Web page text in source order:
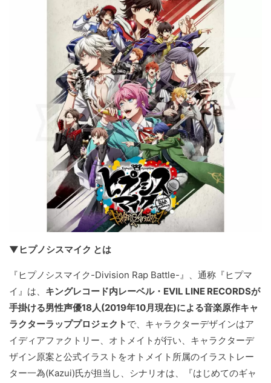
▼ヒプノシスマイク とは
『ヒプノシスマイク-Division Rap Battle-』、通称『ヒプマ
イ』は、 キングレコード内レーベル・EVIL LINE RECORDSが
手掛ける男性声優18人(2019年10月現在)による音楽原作キャ
ラクターラッププロジェクト で、キャラクターデザインはア
イディアファクトリー、オトメイトが行い、キャラクターデ
ザイン原案と公式イラストをオトメイト所属のイラストレー
ター一為(Kazui)氏が担当し、シナリオは、『はじめてのギャ